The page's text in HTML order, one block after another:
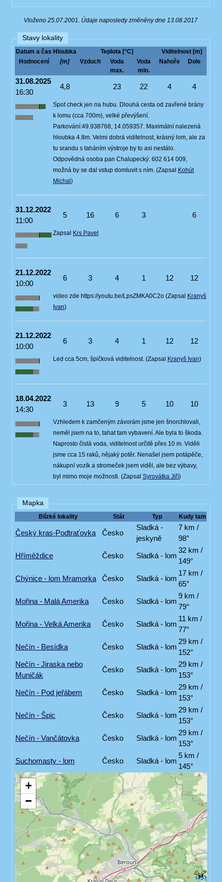
Vloženo 25.07.2001. Údaje naposledy změněny dne 13.08.2017
Stavy lokality
Datum a čas Hloubka Teplota [°C]
Viditelnost [m]
Hodnocení
[m] Vzduch
Voda
max.
Voda
min.
Nahoře Dole
31.08.2025
16:30
4,8 23 22 4 4
Spot check jen na hubu. Dlouhá cesta od zavřené brány
k lomu (cca 700m), velké převýšení.
Parkování:49.938768, 14.059357. Maximální nalezená
hloubka 4.8m. Velmi dobrá viditelnost, krásný lom, ale za
tu srandu s taháním výstroje by to asi nestálo.
Odpovědná osoba pan Chalupecký: 602 614 009,
možná by se dal vstup domluvit s ním. (Zapsal Kohút
Michal)
31.12.2022
11:00
5 16 6 3 6
Zapsal Krs Pavel
21.12.2022
10:00
6 3 4 1 12 12
video zde https://youtu.be/LpsZMKA0C2o (Zapsal Kranyš
Ivan)
21.12.2022
10:00
6 3 4 1 12 12
Led cca 5cm, špičková viditelnost. (Zapsal Kranyš Ivan)
18.04.2022
14:30
3 13 9 5 10 10
Vzhledem k zamčeným závorám jsme jen šnorchlovali,
neměl jsem na to, tahat tam vybavení. Ale byla to škoda.
Naprosto čistá voda, viditelnost určitě přes 10 m. Viděli
jsme cca 15 raků, nějaký potěr. Nenašel jsem potápěče,
nákupní vozík a stromeček jsem viděl, ale bez výbavy,
byl mimo moje možnosti. (Zapsal Syrovátka Jiří)
Mapka
Blízké lokality Stát Typ Kudy tam
Český kras-Podtraťovka Česko
Sladká -
jeskyně
7 km /
98°
Hříměždice Česko Sladká - lom
32 km /
149°
Chýnice - lom Mramorka Česko Sladká - lom
17 km /
65°
Mořina - Malá Amerika Česko Sladká - lom
9 km /
79°
Mořina - Velká Amerika Česko Sladká - lom
11 km /
77°
Nečín - Besídka Česko Sladká - lom
29 km /
152°
Nečín - Jiraska nebo
Muničák
Česko Sladká - lom
29 km /
153°
Nečín - Pod jeřábem Česko Sladká - lom
29 km /
153°
Nečín - Špic Česko Sladká - lom
29 km /
153°
Nečín - Vančátovka Česko Sladká - lom
29 km /
153°
Suchomasty - lom Česko Sladká - lom
5 km /
145°